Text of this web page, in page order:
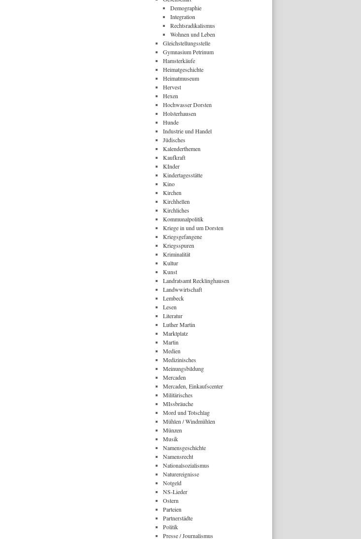
Demographie
Integration
Rechtsradikalismus
Wohnen und Leben
Gleichstellungsstelle
Gymnasium Petrinum
Hamsterkäufe
Heimatgeschichte
Heimatmuseum
Hervest
Hexen
Hochwasser Dorsten
Holsterhausen
Hunde
Industrie und Handel
Jüdisches
Kalenderthemen
Kaufkraft
KInder
Kindertagesstätte
Kino
Kirchen
Kirchhellen
Kirchliches
Kommunalpolitik
Kriege in und um Dorsten
Kriegsgefangene
Kriegsspuren
Kriminalität
Kultur
Kunst
Landratsamt Recklinghausen
Landwwirtschaft
Lembeck
Lesen
Literatur
Luther Martin
Marktplatz
Martin
Medien
Medizinisches
Meinungsbildung
Mercaden
Mercaden, Einkaufscenter
Militärisches
MIssbräuche
Mord und Totschlag
Mühlen / Windmühlen
Münzen
Musik
Namensgeschichte
Namensrecht
Nationalsozialismus
Naturereignisse
Notgeld
NS-Lieder
Ostern
Parteien
Partnerstädte
Politik
Presse / Journalismus